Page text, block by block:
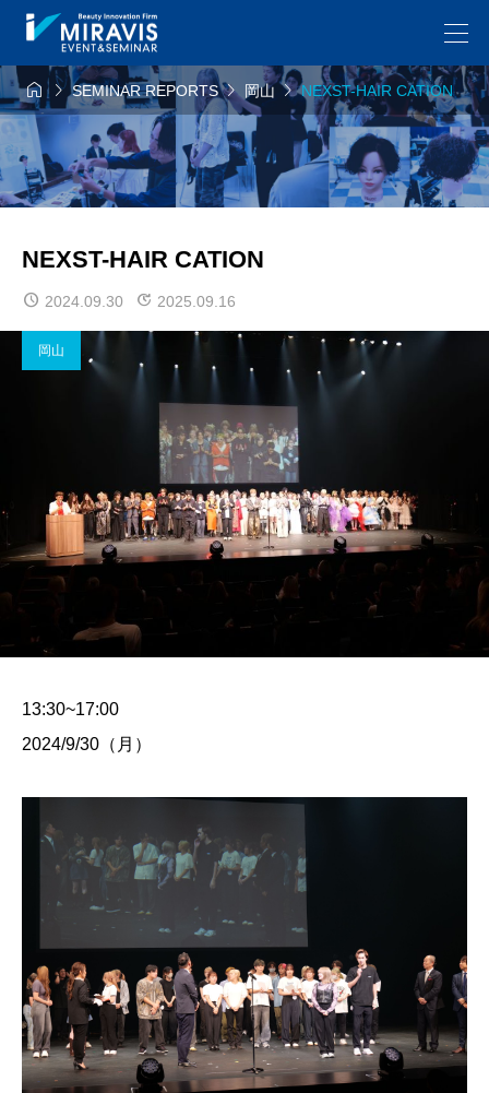
SEMINAR REPORTS 岡山NEXST-HAIR CATION
NEXST-HAIR CATION
2024.09.30 2025.09.16
岡山
13:30~17:00
2024/9/30（月）